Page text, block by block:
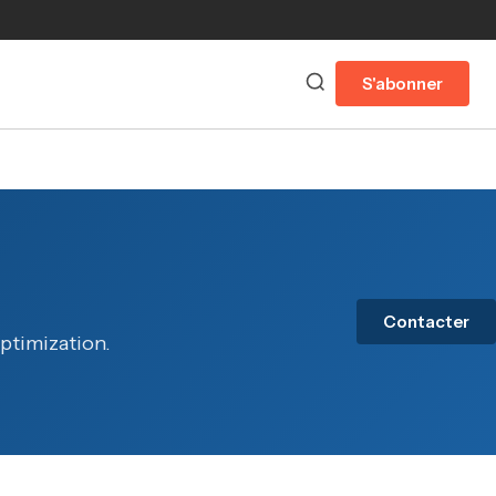
S'abonner
Contacter